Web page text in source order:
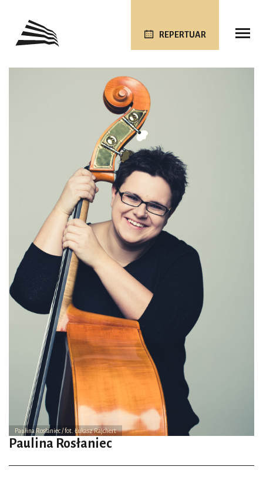
REPERTUAR
Paulina Rosłaniec / fot. Łukasz Rajchert
Paulina Rosłaniec